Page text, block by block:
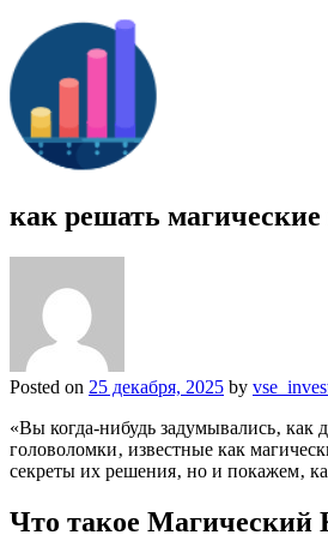
как решать
Posted on 25 декабря, 2025 by
«Вы когда-нибудь задумывались‚ как
головоломки‚ известные как
секреты их решения‚ но и покажем‚
Что такое Магический